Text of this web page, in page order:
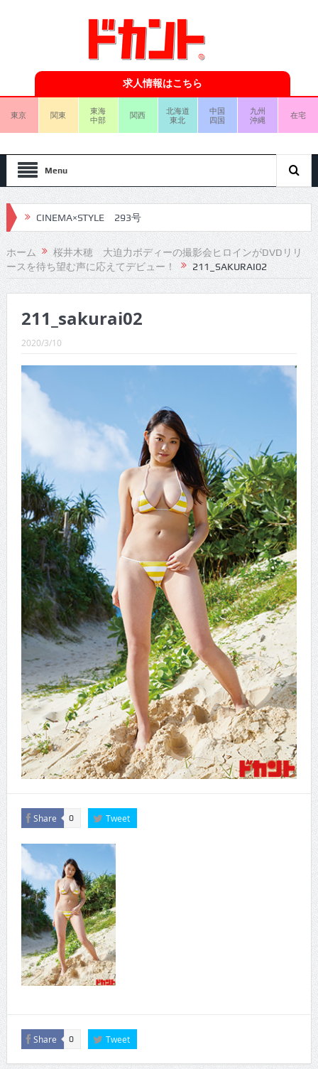
求人情報はこちら
東京 関東
東海
中部
関西
北海道
東北
中国
四国
九州
沖縄
在宅
Menu
CINEMA×STYLE 293号
CINEMA×STYLE 292号
CINEMA×STYLE 291号
CINEMA×STYLE 289号
CINEMA×STYLE 287号
CINEMA×STYLE 286号
CINEMA×STYLE 285号
CINEMA×STYLE 294号
ホーム
桜井木穂 大迫力ボディーの撮影会ヒロインがDVDリリ
ースを待ち望む声に応えてデビュー！
211_SAKURAI02
211_sakurai02
2020/3/10
Share 0 Tweet
Share 0 Tweet